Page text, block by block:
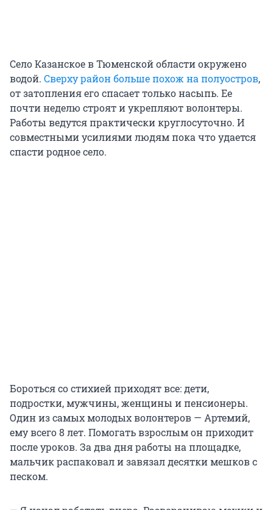
Село Казанское в Тюменской области окружено
водой. Сверху район больше похож на полуостров,
от затопления его спасает только насыпь. Ее
почти неделю строят и укрепляют волонтеры.
Работы ведутся практически круглосуточно. И
совместными усилиями людям пока что удается
спасти родное село.
Бороться со стихией приходят все: дети,
подростки, мужчины, женщины и пенсионеры.
Один из самых молодых волонтеров — Артемий,
ему всего 8 лет. Помогать взрослым он приходит
после уроков. За два дня работы на площадке,
мальчик распаковал и завязал десятки мешков с
песком.